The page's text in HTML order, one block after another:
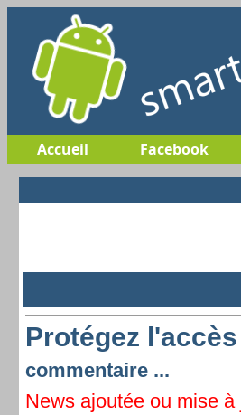
Accueil Facebook
Protégez
commentaire ...
News ajoutée ou mise